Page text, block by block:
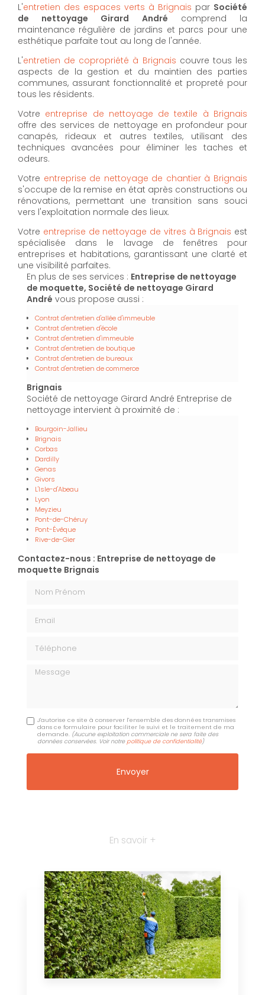
L'entretien des espaces verts à Brignais par Société
de nettoyage Girard André comprend la
maintenance régulière de jardins et parcs pour une
esthétique parfaite tout au long de l'année.
L'entretien de copropriété à Brignais couvre tous les
aspects de la gestion et du maintien des parties
communes, assurant fonctionnalité et propreté pour
tous les résidents.
Votre entreprise de nettoyage de textile à Brignais
offre des services de nettoyage en profondeur pour
canapés, rideaux et autres textiles, utilisant des
techniques avancées pour éliminer les taches et
odeurs.
Votre entreprise de nettoyage de chantier à Brignais
s'occupe de la remise en état après constructions ou
rénovations, permettant une transition sans souci
vers l'exploitation normale des lieux.
Votre entreprise de nettoyage de vitres à Brignais est
spécialisée dans le lavage de fenêtres pour
entreprises et habitations, garantissant une clarté et
une visibilité parfaites.
En plus de ses services : Entreprise de nettoyage
de moquette, Société de nettoyage Girard
André vous propose aussi :
Contrat d'entretien d'allée d'immeuble
Contrat d'entretien d'école
Contrat d'entretien d'immeuble
Contrat d'entretien de boutique
Contrat d'entretien de bureaux
Contrat d'entretien de commerce
Brignais
Société de nettoyage Girard André Entreprise de
nettoyage intervient à proximité de :
Bourgoin-Jallieu
Brignais
Corbas
Dardilly
Genas
Givors
L'Isle-d'Abeau
Lyon
Meyzieu
Pont-de-Chéruy
Pont-Évêque
Rive-de-Gier
Contactez-nous : Entreprise de nettoyage de
moquette Brignais
Message
J'autorise ce site à conserver l'ensemble des données transmises
dans ce formulaire pour faciliter le suivi et le traitement de ma
demande. (Aucune exploitation commerciale ne sera faite des
données conservées. Voir notre politique de confidentialité)
En savoir +